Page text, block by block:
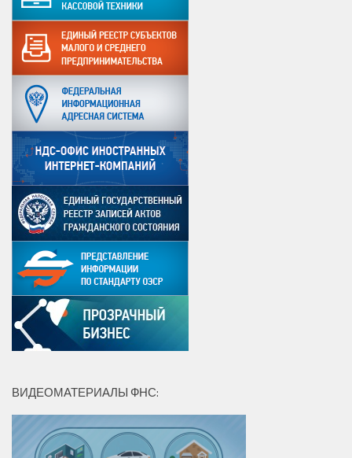
ВИДЕОМАТЕРИАЛЫ ФНС: